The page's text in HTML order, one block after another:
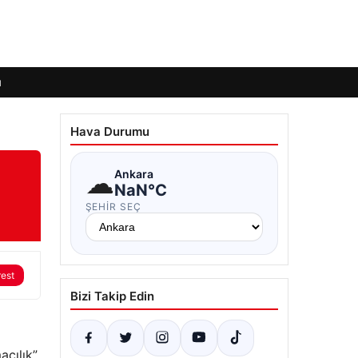
Hava Durumu
☁Ankara
NaN°C
ŞEHIR SEÇ
Bizi Takip Edin